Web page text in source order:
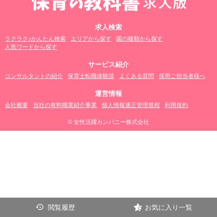
求人検索
ラクラク♪かんたん検索 エリアから探す
園の種類から探す
人気ワードから探す
サービス紹介
コンサルタントの紹介 保育士転職体験談 よくある質問 採用ご担当者様へ
運営情報
会社概要 当社の有料職業紹介事業 個人情報適正管理規程 利用規約
© 女性活躍カンパニー株式会社
閲覧履歴 お気に入り一覧